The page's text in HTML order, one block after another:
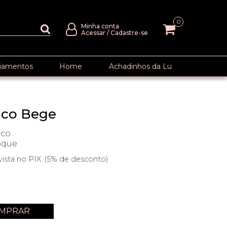
Minha conta
Acessar / Cadastre-se
0
Home Achadinhos da Lu
Bege
no PIX. (5% de desconto)